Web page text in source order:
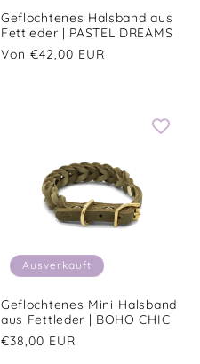
Geflochtenes Halsband aus
Fettleder | PASTEL DREAMS
Normaler
Von €42,00 EUR
Ausverkauft
Geflochtenes Mini-Halsband
aus Fettleder | BOHO CHIC
Normaler
€38,00 EUR